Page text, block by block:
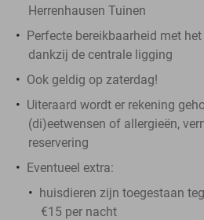
Herrenhausen Tuinen
Perfecte bereikbaarheid met
dankzij de centrale ligging
Ook geldig op zaterdag!
Uiteraard wordt er rekening
(di)eetwensen of allergieën,
reservering
Eventueel extra:
huisdieren zijn toegestaan
€15 per nacht